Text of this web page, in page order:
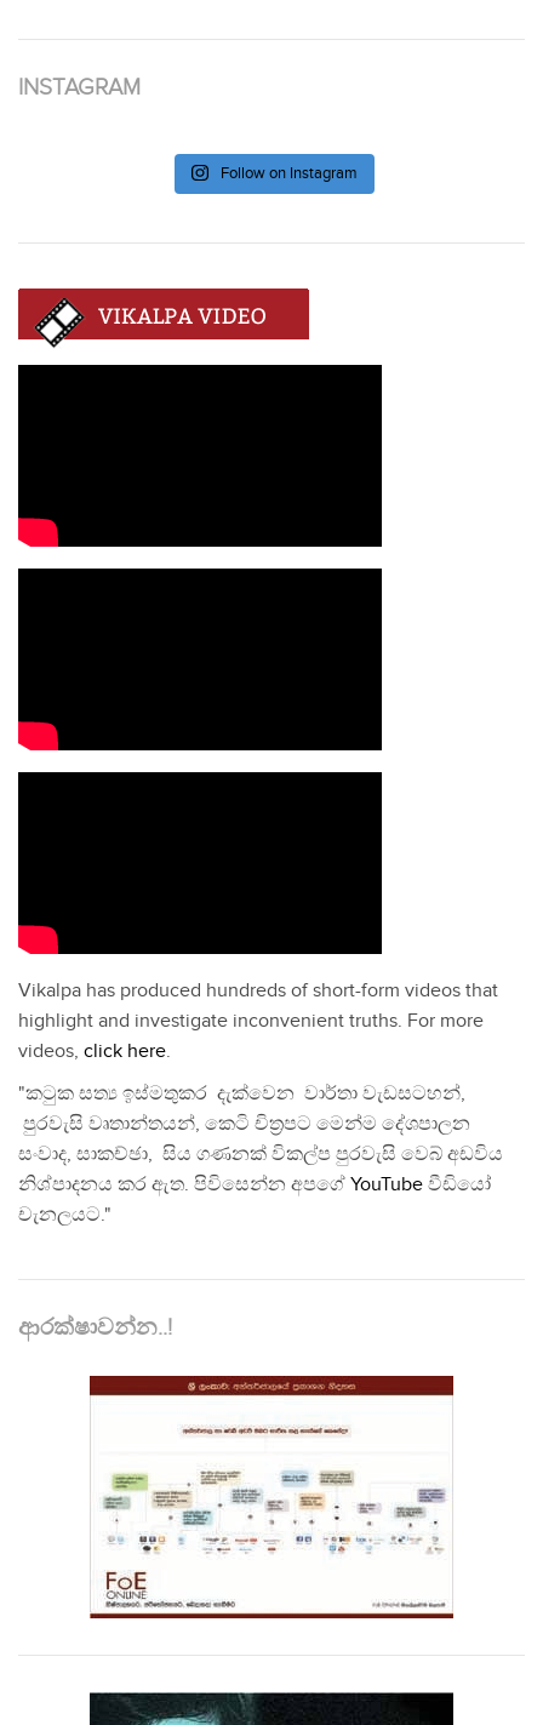
INSTAGRAM
Follow on Instagram
Vikalpa has produced hundreds of short-form videos that
highlight and investigate inconvenient truths. For more
videos, click here.
"කටුක සත්‍ය ඉස්මතුකර දැක්වෙන වාර්තා වැඩසටහන්,
පුරවැසි වෘතාන්තයන්, කෙටි චිත්‍රපට මෙන්ම දේශපාලන
සංවාද, සාකච්ඡා, සිය ගණනක් විකල්ප පුරවැසි වෙබ් අඩවිය
නිශ්පාදනය කර ඇත. පිවිසෙන්න අපගේ YouTube වීඩියෝ
චැනලයට."
ආරක්ෂාවන්න..!